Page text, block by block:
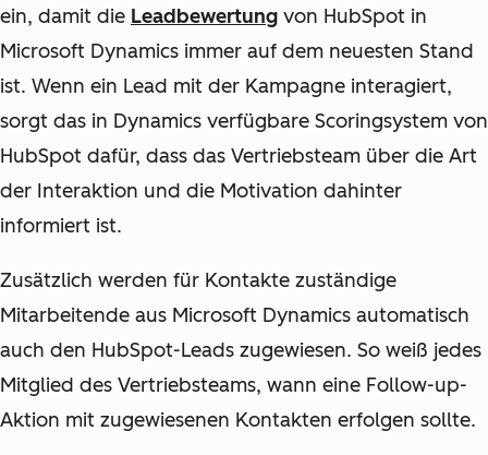
ein, damit die Leadbewertung von HubSpot in
Microsoft Dynamics immer auf dem neuesten Stand
ist. Wenn ein Lead mit der Kampagne interagiert,
sorgt das in Dynamics verfügbare Scoringsystem von
HubSpot dafür, dass das Vertriebsteam über die Art
der Interaktion und die Motivation dahinter
informiert ist.
Zusätzlich werden für Kontakte zuständige
Mitarbeitende aus Microsoft Dynamics automatisch
auch den HubSpot-Leads zugewiesen. So weiß jedes
Mitglied des Vertriebsteams, wann eine Follow-up-
Aktion mit zugewiesenen Kontakten erfolgen sollte.